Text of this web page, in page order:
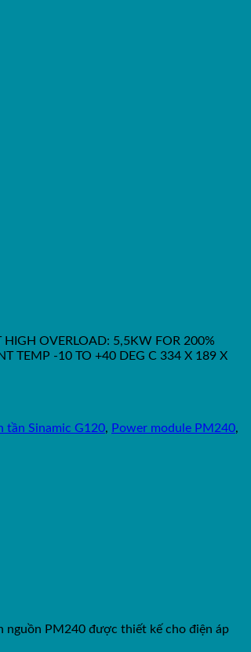
OVERLOAD: 5,5KW FOR 200%
TEMP -10 TO +40 DEG C 334 X 189 X
tần Sinamic G120, Power module PM240,
nguồn PM240 được thiết kế cho điện áp